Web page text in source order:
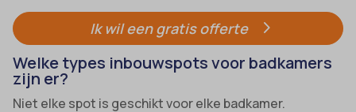
Ik wil een gratis offerte
Welke types inbouwspots voor badkamers
zijn er?
Niet elke spot is geschikt voor elke badkamer.